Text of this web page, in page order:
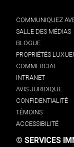
COMMUNIQUEZ
SALLE DES MÉDIAS
BLOGUE
PROPRIÉTÉS
COMMERCIAL
INTRANET
AVIS JURIDIQUE
CONFIDENTIALITÉ
TÉMOINS
ACCESSIBILITÉ
© SERVICES